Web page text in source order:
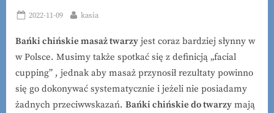
Posted
2022-11-09 By
kasia
Bańki chińskie masaż twarzy jest coraz bardziej słynny w
w Polsce. Musimy także spotkać się z definicją „facial
cupping” , jednak aby masaż przynosił rezultaty powinno
się go dokonywać systematycznie i jeżeli nie posiadamy
żadnych przeciwwskazań. Bańki chińskie do twarzy mają